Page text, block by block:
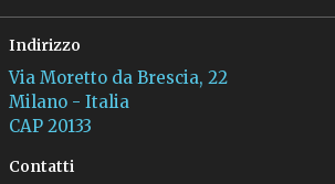
Indirizzo
Via Moretto da Brescia, 22
Milano - Italia
CAP 20133
Contatti